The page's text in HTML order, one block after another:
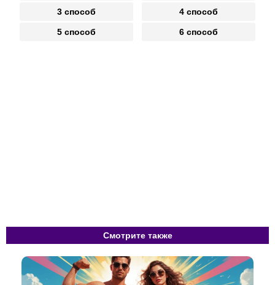
3 способ 4 способ
5 способ 6 способ
Смотрите также